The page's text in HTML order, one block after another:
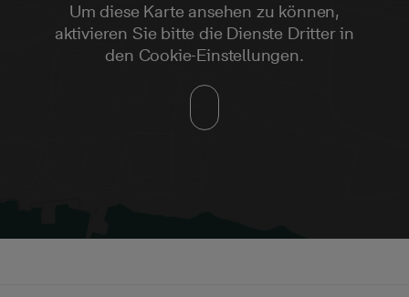
Um diese Karte ansehen zu können,
aktivieren Sie bitte die Dienste Dritter in
den Cookie-Einstellungen.